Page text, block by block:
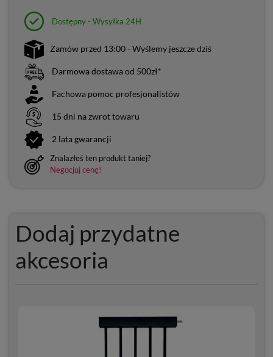
Dostępny - Wysyłka 24H
Zamów przed 13:00 - Wyślemy jeszcze dziś
Darmowa dostawa od 500zł*
Fachowa pomoc profesjonalistów
15 dni na zwrot towaru
2 lata gwarancji
Znalazłeś ten produkt taniej?
Negocjuj cenę!
Dodaj przydatne
akcesoria